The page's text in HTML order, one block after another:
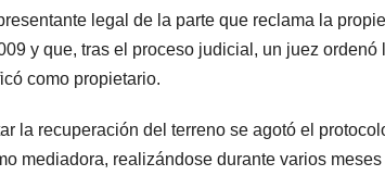
legal de la parte que reclama la
y que, tras el proceso judicial, un juez
como propietario.
la recuperación del terreno se agotó el
mediadora, realizándose durante varios